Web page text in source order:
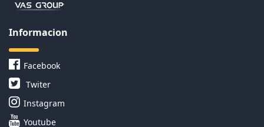
Informacion
Facebook
Twiter
Instagram
Youtube